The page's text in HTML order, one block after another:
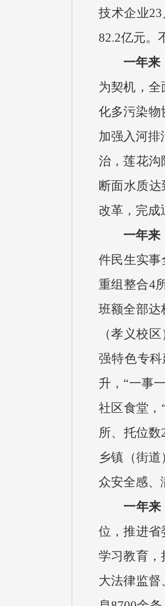
技术企业
82.2亿元。
一年来
为契机，
化多污染物
加强入河排
治，莲花沟
断面水质
改革，完成
一年来
件民生实事
重组整合4
班额全部达
（孝义校
强特色专
升，“一事
社区食堂，
所、托位
乡镇（街
众安全感、
一年来
位，推进省
学习教育，
大法律监督